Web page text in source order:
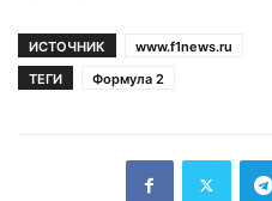
ИСТОЧНИК
www.f1news.ru
ТЕГИ
Формула 2